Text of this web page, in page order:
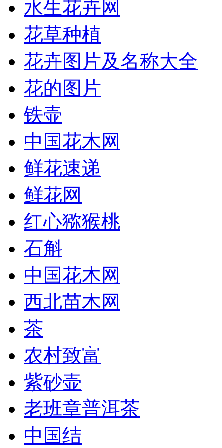
水生花卉网
花草种植
花卉图片及名称大全
花的图片
铁壶
中国花木网
鲜花速递
鲜花网
红心猕猴桃
石斛
中国花木网
西北苗木网
茶
农村致富
紫砂壶
老班章普洱茶
中国结